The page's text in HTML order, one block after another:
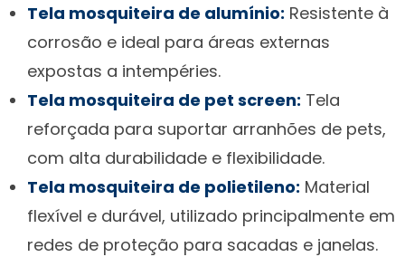
Tela mosquiteira de alumínio: Resistente à
corrosão e ideal para áreas externas
expostas a intempéries.
Tela mosquiteira de pet screen: Tela
reforçada para suportar arranhões de pets,
com alta durabilidade e flexibilidade.
Tela mosquiteira de polietileno: Material
flexível e durável, utilizado principalmente em
redes de proteção para sacadas e janelas.